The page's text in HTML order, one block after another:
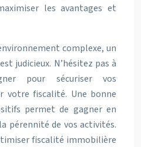
les avantages et
complexe, un
judicieux. N’hésitez pas à
pour sécuriser vos
votre fiscalité. Une bonne
permet de gagner en
pérennité de vos activités.
fiscalité immobilière